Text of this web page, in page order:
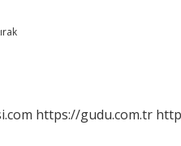
https://gudu.com.tr